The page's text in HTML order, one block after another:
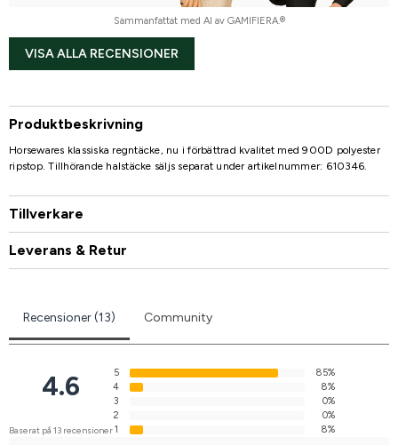
Sammanfattat med AI av GAMIFIERA.®
VISA ALLA RECENSIONER
Produktbeskrivning
Horsewares klassiska regntäcke, nu i förbättrad kvalitet med 900D polyester
ripstop. Tillhörande halstäcke säljs separat under artikelnummer: 610346.
Tillverkare
Leverans & Retur
Recensioner (13) Community
4.6
Baserat på 13 recensioner
5
85%
4
8%
3
0%
2
0%
1
8%